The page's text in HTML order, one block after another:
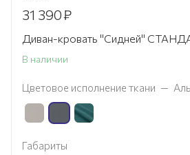
31 390₽
Диван-кровать "Сидней"
В наличии
Цветовое исполнение ткани —
Габариты